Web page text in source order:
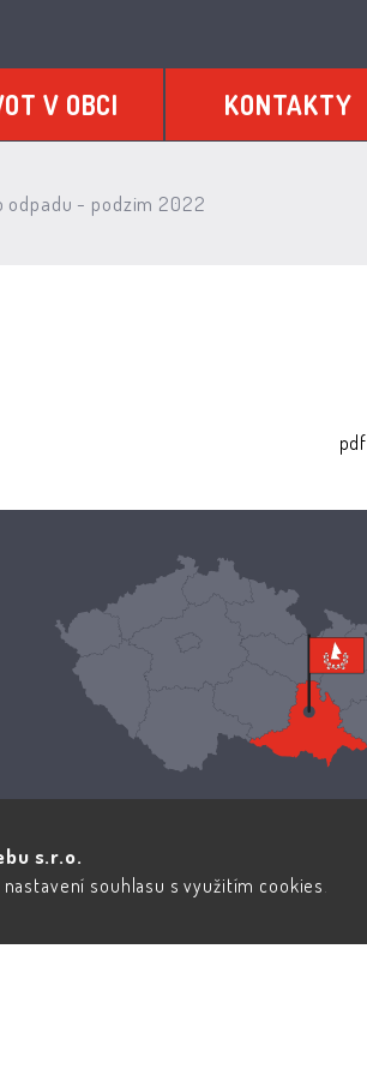
V OBCI KONTAKTY
odpadu - podzim 2022
pdf
s.r.o.
nastavení souhlasu s využitím cookies.